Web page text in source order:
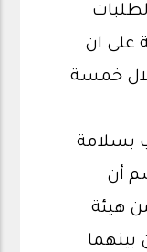
على ان
خمسة
بسلامة
أن
هيئة